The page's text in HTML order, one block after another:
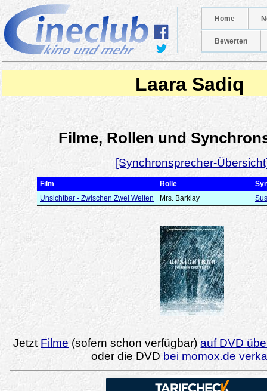
Home
Bewerten
Laara Sadiq
Filme, Rollen und
[Synchronsprecher-
Film Rolle
Unsichtbar - Zwischen Zwei Welten
Mrs. Barklay
Jetzt Filme (sofern schon verfügbar)auf DVD
oder die DVD bei momox.de